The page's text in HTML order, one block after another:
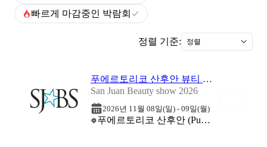
빠르게 마감중인 박람회
정렬 기준: 정렬
푸에르토리코 산후안 뷰티 박람회 2026
San Juan Beauty show 2026
2026년 11월 08일(일) - 09일(월)
푸에르토리코 산후안 (Puerto Rico Convention Center)